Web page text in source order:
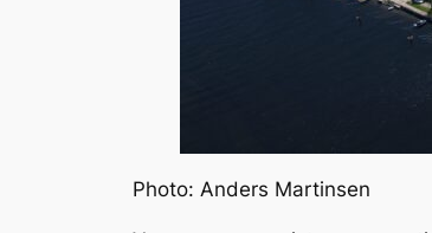
Photo: Anders Martinsen